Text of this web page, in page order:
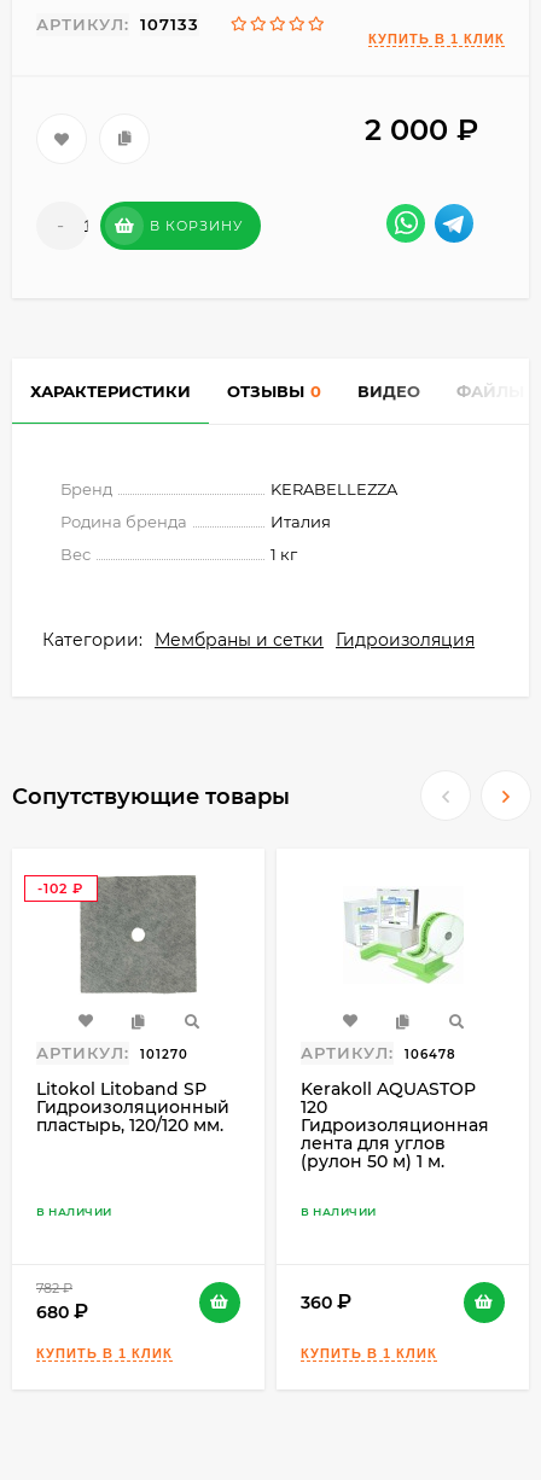
АРТИКУЛ: 107133
2 000 ₽
- + В КОРЗИНУ
ХАРАКТЕРИСТИКИ ОТЗЫВЫ 0 ВИДЕО ФАЙЛЫ
Бренд
KERABELLEZZA
Родина бренда
Италия
Вес
1 кг
Категории: Мембраны и сетки Гидроизоляция
Сопутствующие товары
-102
₽
АРТИКУЛ: 101270
Litokol Litoband SР
Гидроизоляционный
пластырь, 120/120 мм.
В НАЛИЧИИ
782
680
АРТИКУЛ: 106478
Kerakoll AQUASTOP
120
Гидроизоляционная
лента для углов
(рулон 50 м) 1 м.
В НАЛИЧИИ
360